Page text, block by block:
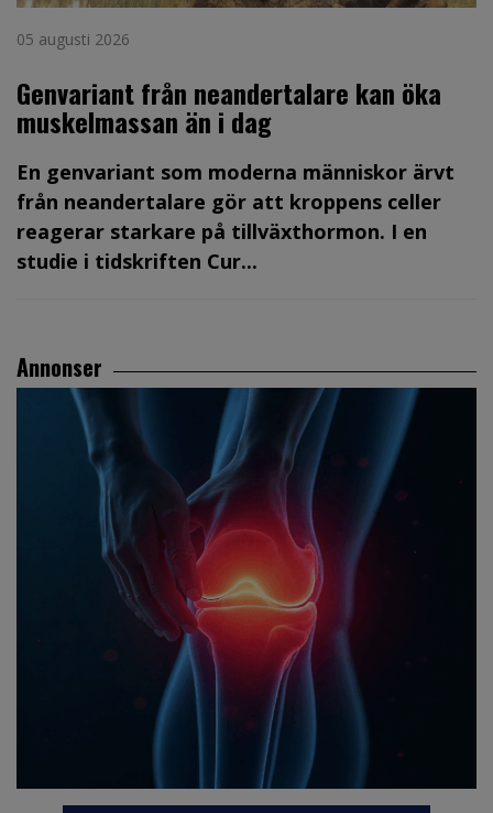
05 augusti 2026
Genvariant från neandertalare kan öka
muskelmassan än i dag
En genvariant som moderna människor ärvt
från neandertalare gör att kroppens celler
reagerar starkare på tillväxthormon. I en
studie i tidskriften Cur...
Annonser